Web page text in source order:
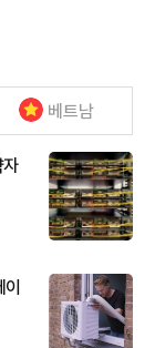
베트남